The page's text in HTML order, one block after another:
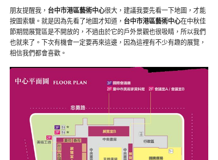
朋友提醒我， 台中市港區藝術中心很大，建議我要先看一下地圖，才能
按圖索驥。就是因為先看了地圖才知道， 台中市港區藝術中心在中秋佳
節期間展覽區是不開放的，不過由於它的戶外景觀也很吸睛，所以我們
也就來了。下次有機會一定要再來這邊，因為這裡有不少有趣的展覽，
相信我們都會喜歡。